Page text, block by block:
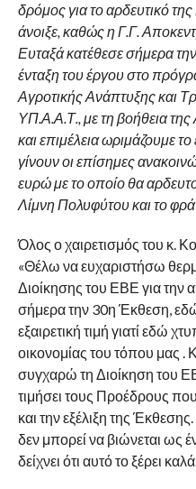
δρόμος για το αρδευτικό
άνοιξε, καθώς η Γ.Γ.
Ευταξά κατέθεσε σήμερα
ένταξη του έργου στο
Αγροτικής Ανάπτυξης και
ΥΠ.Α.Α.Τ., με τη βοήθεια
και επιμέλεια ωριμάζουμε
γίνουν οι επίσημες
ευρώ με το οποίο θα
Λίμνη Πολυφύτου και το
Όλος ο χαιρετισμός του κ.
«Θέλω να ευχαριστήσω
Διοίκησης του ΕΒΕ για την
σήμερα την 30η Έκθεση,
εξαιρετική τιμή γιατί εδώ
οικονομίας του τόπου μας
συγχαρώ τη Διοίκηση του
τιμήσει τους Προέδρους
και την εξέλιξη της
δεν μπορεί να βιώνεται ως
δείχνει ότι αυτό το ξέρει